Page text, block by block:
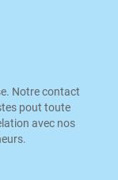
Notre contact
pout toute
avec nos